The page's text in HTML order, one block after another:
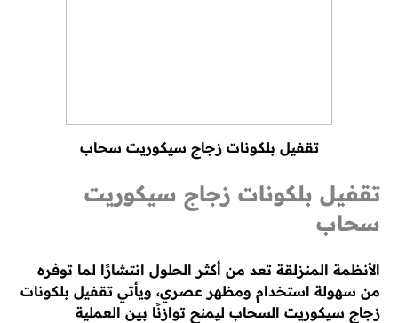
تقفيل بلكونات زجاج سيكوريت سحاب
تقفيل بلكونات زجاج سيكوريت
سحاب
الأنظمة المنزلقة تعد من أكثر الحلول انتشارًا لما توفره
من سهولة استخدام ومظهر عصري، ويأتي تقفيل بلكونات
زجاج سيكوريت السحاب ليمنح توازنًا بين العملية